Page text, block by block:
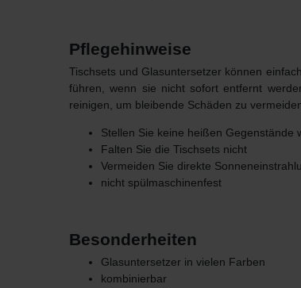
Pflegehinweise
Tischsets und Glasuntersetzer können
führen, wenn sie nicht sofort entfernt
reinigen, um bleibende Schäden zu
Stellen Sie keine heißen Gegenstände
Falten Sie die Tischsets nicht
Vermeiden Sie direkte
nicht spülmaschinenfest
Besonderheiten
Glasuntersetzer in vielen Farben
kombinierbar